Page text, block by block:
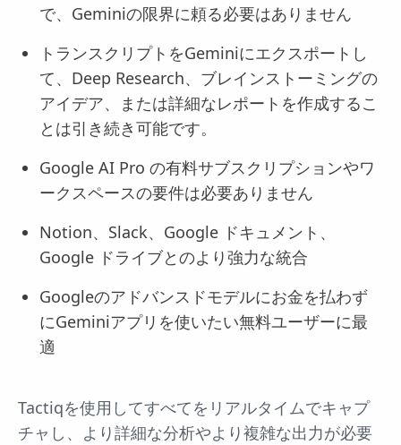
で、Geminiの限界に頼る必要はありません
トランスクリプトをGeminiにエクスポートし
て、Deep Research、ブレインストーミングの
アイデア、または詳細なレポートを作成するこ
とは引き続き可能です。
Google AI Pro の有料サブスクリプションやワ
ークスペースの要件は必要ありません
Notion、Slack、Google ドキュメント、
Google ドライブとのより強力な統合
Googleのアドバンスドモデルにお金を払わず
にGeminiアプリを使いたい無料ユーザーに最
適
Tactiqを使用してすべてをリアルタイムでキャプ
チャし、より詳細な分析やより複雑な出力が必要